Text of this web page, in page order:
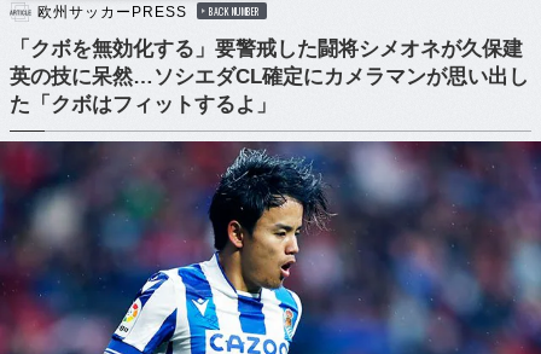
欧州サッカーPRESS BACK NUMBER
「クボを無効化する」要警戒した闘将シメオネが久保建
英の技に呆然…ソシエダCL確定にカメラマンが思い出し
た「クボはフィットするよ」